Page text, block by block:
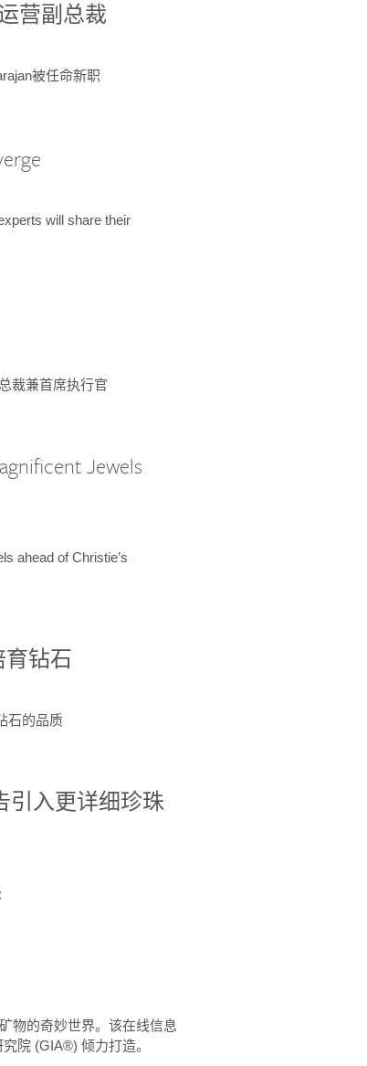
营副总裁
被任命新职
will share their
裁兼首席执行官
Jewels
ahead of Christie’s
育钻石
石的品质
引入更详细珍珠
物的奇妙世界。该在线信息
院 (GIA®) 倾力打造。